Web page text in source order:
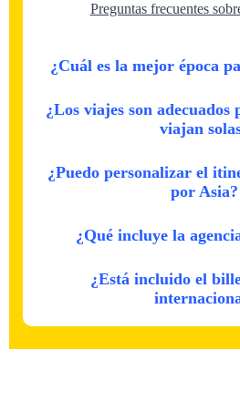
Preguntas frecuentes
¿Cuál es la mejor época
¿Los viajes son adecuados
viajan
¿Puedo personalizar el
por Asia?
¿Qué incluye la
¿Está incluido el